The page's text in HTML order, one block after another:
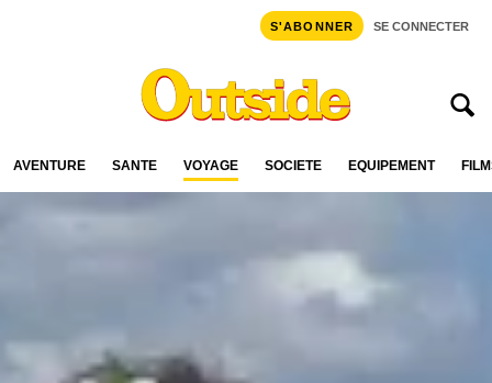
S'ABONNER SE CONNECTER
AVENTURE SANTÉ VOYAGE SOCIÉTÉ ÉQUIPEMENT